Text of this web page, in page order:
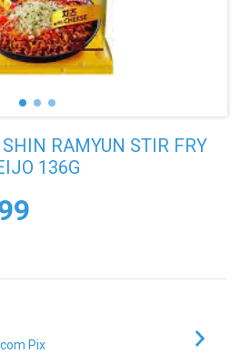
RAMYUN STIR FRY
136G
Pix